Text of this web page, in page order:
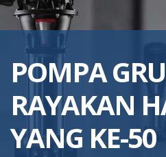
POMPA
RAYAKAN
YANG KE-50